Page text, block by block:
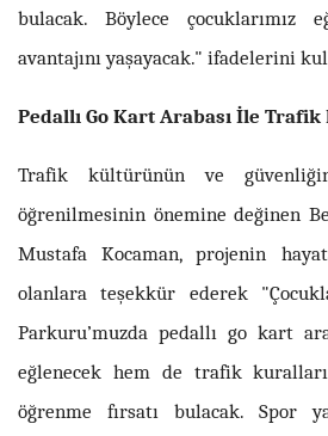
bulacak. Böylece çocuklarımız
avantajını yaşayacak." ifadelerini
Pedallı Go Kart Arabası İle
Trafik kültürünün ve
öğrenilmesinin önemine değinen
Mustafa Kocaman, projenin
olanlara teşekkür ederek
Parkuru’muzda pedallı go kart
eğlenecek hem de trafik
öğrenme fırsatı bulacak. Spor